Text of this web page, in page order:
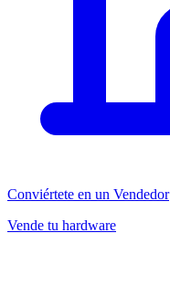
Conviértete en un Vendedor
Vende tu hardware